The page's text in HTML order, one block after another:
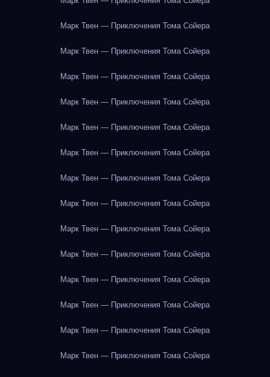
Марк Твен — Приключения Тома Сойера
Марк Твен — Приключения Тома Сойера
Марк Твен — Приключения Тома Сойера
Марк Твен — Приключения Тома Сойера
Марк Твен — Приключения Тома Сойера
Марк Твен — Приключения Тома Сойера
Марк Твен — Приключения Тома Сойера
Марк Твен — Приключения Тома Сойера
Марк Твен — Приключения Тома Сойера
Марк Твен — Приключения Тома Сойера
Марк Твен — Приключения Тома Сойера
Марк Твен — Приключения Тома Сойера
Марк Твен — Приключения Тома Сойера
Марк Твен — Приключения Тома Сойера